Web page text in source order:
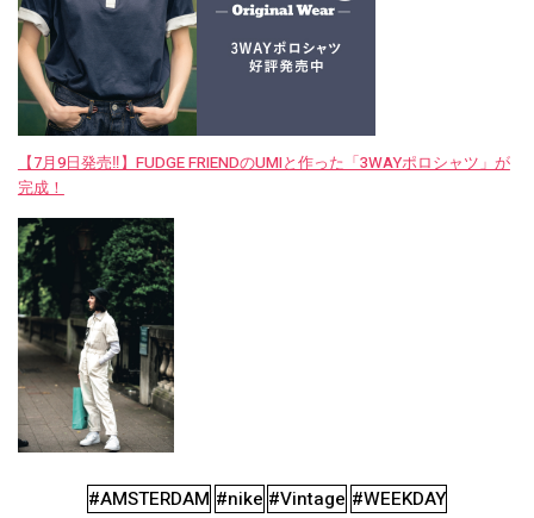
【7月9日発売‼︎】FUDGE FRIENDのUMIと作った「3WAYポロシャツ」が
完成！
#AMSTERDAM #nike #Vintage #WEEKDAY